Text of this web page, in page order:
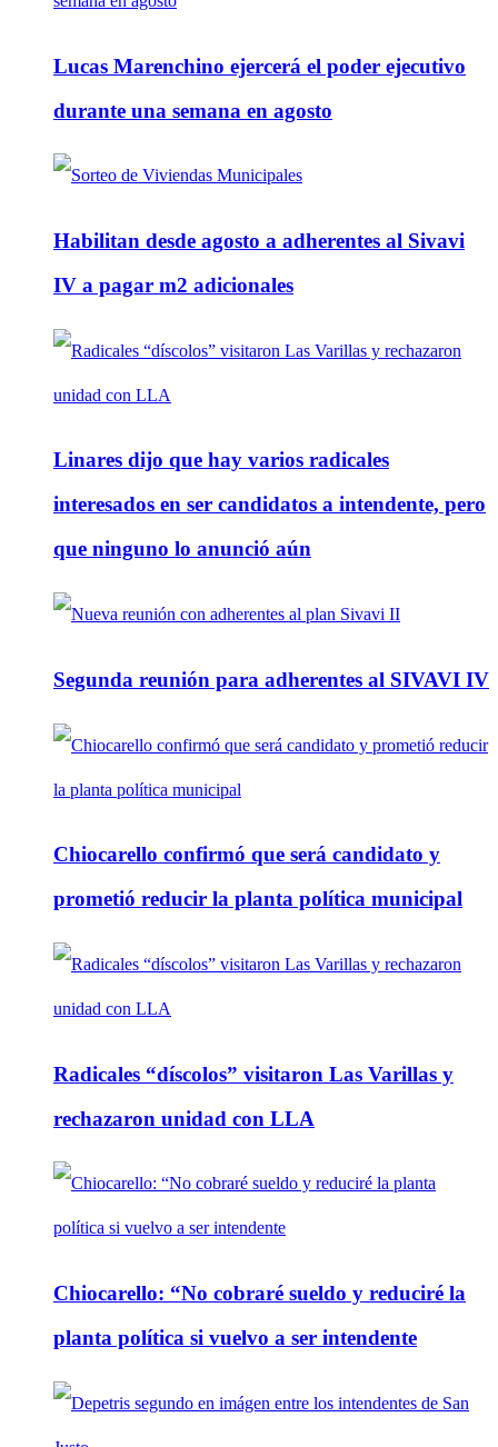
Lucas Marenchino ejercerá el poder ejecutivo
durante una semana en agosto
Habilitan desde agosto a adherentes al Sivavi
IV a pagar m2 adicionales
Linares dijo que hay varios radicales
interesados en ser candidatos a intendente, pero
que ninguno lo anunció aún
Segunda reunión para adherentes al SIVAVI IV
Chiocarello confirmó que será candidato y
prometió reducir la planta política municipal
Radicales “díscolos” visitaron Las Varillas y
rechazaron unidad con LLA
Chiocarello: “No cobraré sueldo y reduciré la
planta política si vuelvo a ser intendente